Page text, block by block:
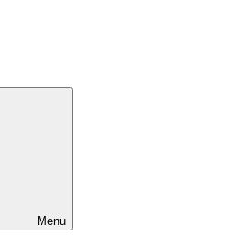
Menu